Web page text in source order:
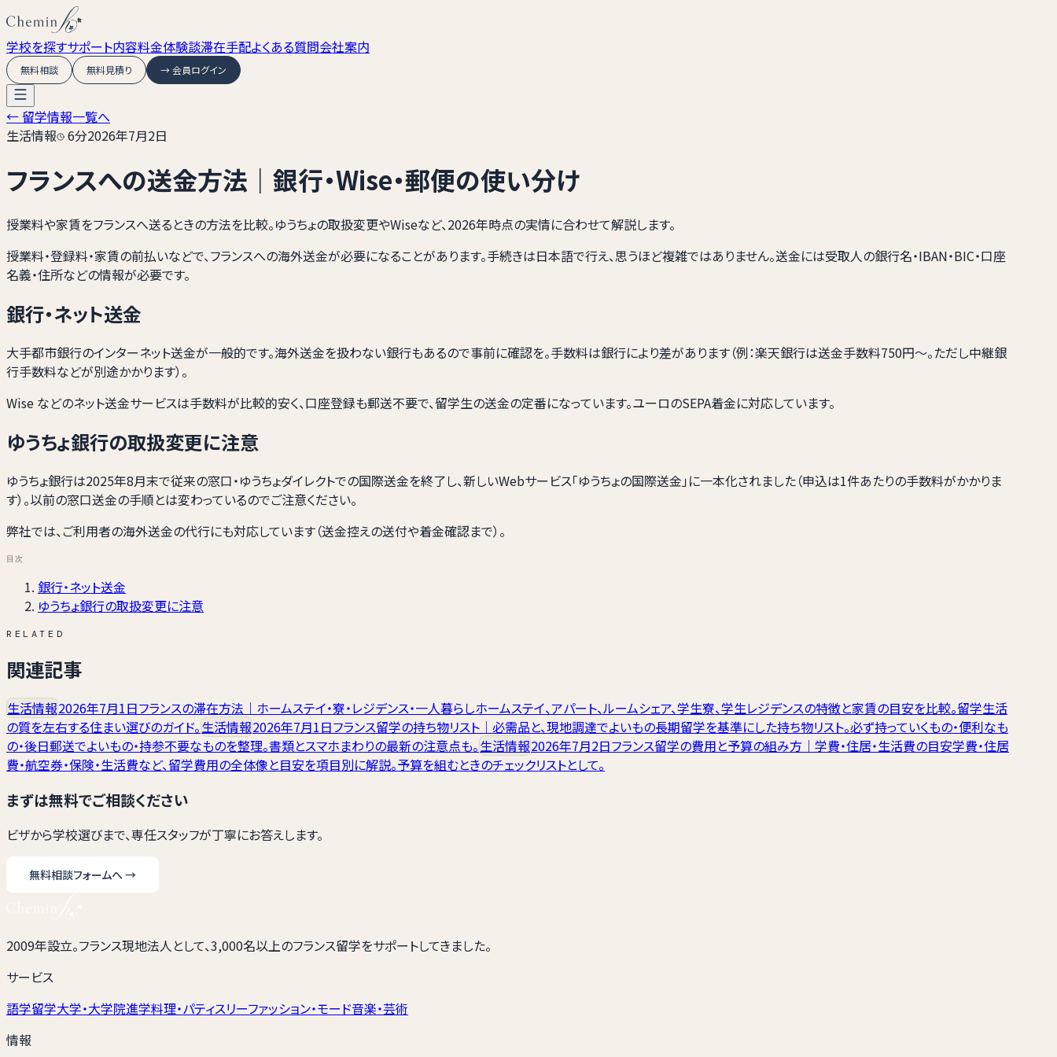
学校を探すサポート内容料金体験談滞在手配よくある質問会社案内
無料相談 無料見積り → 会員ログイン
← 留学情報一覧へ
生活情報
6分2026年7月2日
フランスへの送金方法｜銀行・Wise・郵便の使い分け
授業料や家賃をフランスへ送るときの方法を比較。ゆうちょの取扱変更やWiseなど、2026年時点の実情に合わせて解説します。
授業料・登録料・家賃の前払いなどで、フランスへの海外送金が必要になることがあります。手続きは日本語で行え、思うほど複雑ではありません。送金には受取人の銀行名・IBAN・BIC・口座
名義・住所などの情報が必要です。
銀行・ネット送金
大手都市銀行のインターネット送金が一般的です。海外送金を扱わない銀行もあるので事前に確認を。手数料は銀行により差があります（例：楽天銀行は送金手数料750円〜。ただし中継銀
行手数料などが別途かかります）。
Wise などのネット送金サービスは手数料が比較的安く、口座登録も郵送不要で、留学生の送金の定番になっています。ユーロのSEPA着金に対応しています。
ゆうちょ銀行の取扱変更に注意
ゆうちょ銀行は2025年8月末で従来の窓口・ゆうちょダイレクトでの国際送金を終了し、新しいWebサービス「ゆうちょの国際送金」に一本化されました（申込は1件あたりの手数料がかかりま
す）。以前の窓口送金の手順とは変わっているのでご注意ください。
弊社では、ご利用者の海外送金の代行にも対応しています（送金控えの送付や着金確認まで）。
目次
銀行・ネット送金
ゆうちょ銀行の取扱変更に注意
RELATED
関連記事
生活情報2026年7月1日フランスの滞在方法｜ホームステイ・寮・レジデンス・一人暮らしホームステイ、アパート、ルームシェア、学生寮、学生レジデンスの特徴と家賃の目安を比較。留学生活
の質を左右する住まい選びのガイド。生活情報2026年7月1日フランス留学の持ち物リスト｜必需品と、現地調達でよいもの長期留学を基準にした持ち物リスト。必ず持っていくもの・便利なも
の・後日郵送でよいもの・持参不要なものを整理。書類とスマホまわりの最新の注意点も。生活情報2026年7月2日フランス留学の費用と予算の組み方｜学費・住居・生活費の目安学費・住居
費・航空券・保険・生活費など、留学費用の全体像と目安を項目別に解説。予算を組むときのチェックリストとして。
まずは無料でご相談ください
ビザから学校選びまで、専任スタッフが丁寧にお答えします。
無料相談フォームへ→
2009年設立。フランス現地法人として、3,000名以上のフランス留学をサポートしてきました。
サービス
語学留学大学・大学院進学料理・パティスリーファッション・モード音楽・芸術
情報